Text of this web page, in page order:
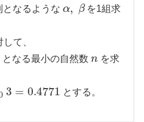
となるようなα, βを1組求
て、
となる最小の自然数n を求
3 = 0.4771 とする。